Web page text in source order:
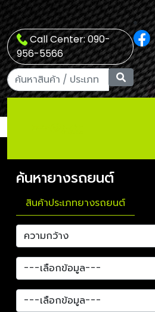
Call Center: 090-
956-5566
ค้นหายางรถยนต์
สินค้าประเภทยางรถยนต์